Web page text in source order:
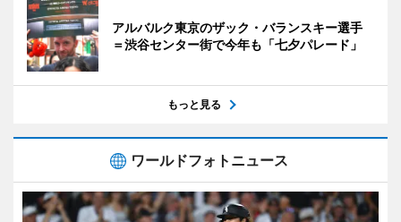
アルバルク東京のザック・バランスキー選手
＝渋谷センター街で今年も「七夕パレード」
もっと見る
ワールドフォトニュース